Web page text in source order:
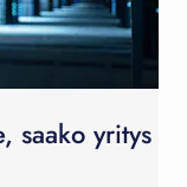
saako yritys